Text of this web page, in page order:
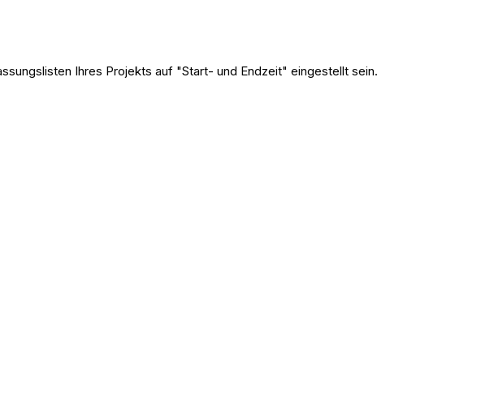
Ihres Projekts auf "Start- und Endzeit" eingestellt sein.